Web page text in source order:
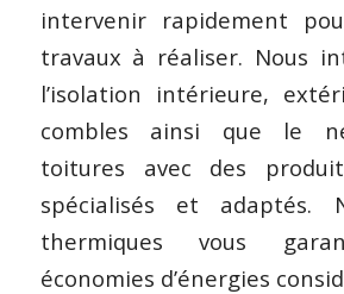
intervenir rapidement
travaux à réaliser. Nous
l’isolation intérieure,
combles ainsi que le
toitures avec des
spécialisés et adaptés.
thermiques vous
économies d’énergies